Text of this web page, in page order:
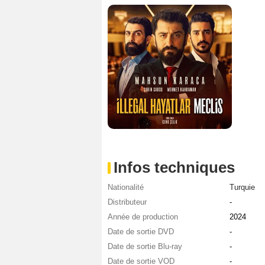
Infos techniques
Nationalité
Turquie
Distributeur
-
Année de production
2024
Date de sortie DVD
-
Date de sortie Blu-ray
-
Date de sortie VOD
-